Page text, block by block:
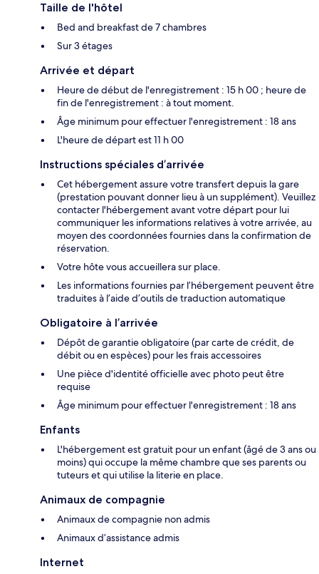
Taille de l'hôtel
Bed and breakfast de 7 chambres
Sur 3 étages
Arrivée et départ
Heure de début de l'enregistrement : 15 h 00 ; heure de
fin de l'enregistrement : à tout moment.
Âge minimum pour effectuer l'enregistrement : 18 ans
L'heure de départ est 11 h 00
Instructions spéciales d’arrivée
Cet hébergement assure votre transfert depuis la gare
(prestation pouvant donner lieu à un supplément). Veuillez
contacter l'hébergement avant votre départ pour lui
communiquer les informations relatives à votre arrivée, au
moyen des coordonnées fournies dans la confirmation de
réservation.
Votre hôte vous accueillera sur place.
Les informations fournies par l’hébergement peuvent être
traduites à l’aide d’outils de traduction automatique
Obligatoire à l’arrivée
Dépôt de garantie obligatoire (par carte de crédit, de
débit ou en espèces) pour les frais accessoires
Une pièce d'identité officielle avec photo peut être
requise
Âge minimum pour effectuer l'enregistrement : 18 ans
Enfants
L'hébergement est gratuit pour un enfant (âgé de 3 ans ou
moins) qui occupe la même chambre que ses parents ou
tuteurs et qui utilise la literie en place.
Animaux de compagnie
Animaux de compagnie non admis
Animaux d’assistance admis
Internet